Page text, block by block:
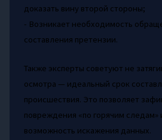
доказать вину второй стороны;
- Возникает необходимость
составления претензии.
Также эксперты советуют не
осмотра — идеальный срок
происшествия. Это позволяет
повреждения «по горячим следам»
возможность искажения данных.